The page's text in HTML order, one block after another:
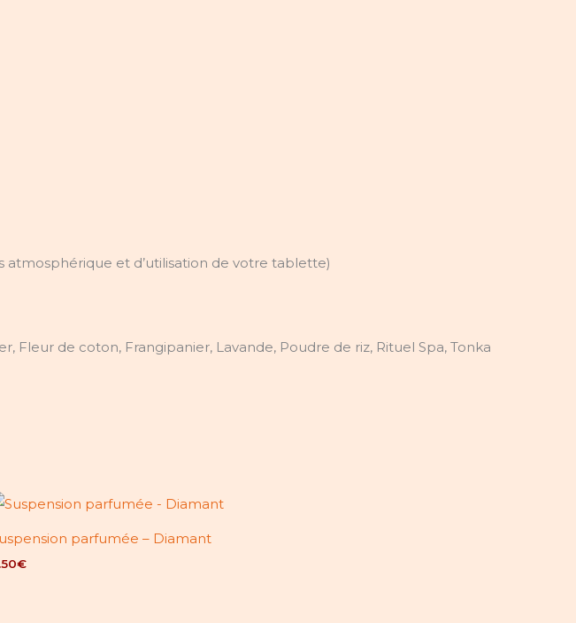
et d’utilisation de votre tablette)
Fleur de coton, Frangipanier, Lavande, Poudre de riz, Rituel Spa, Tonka
parfumée – Diamant
€